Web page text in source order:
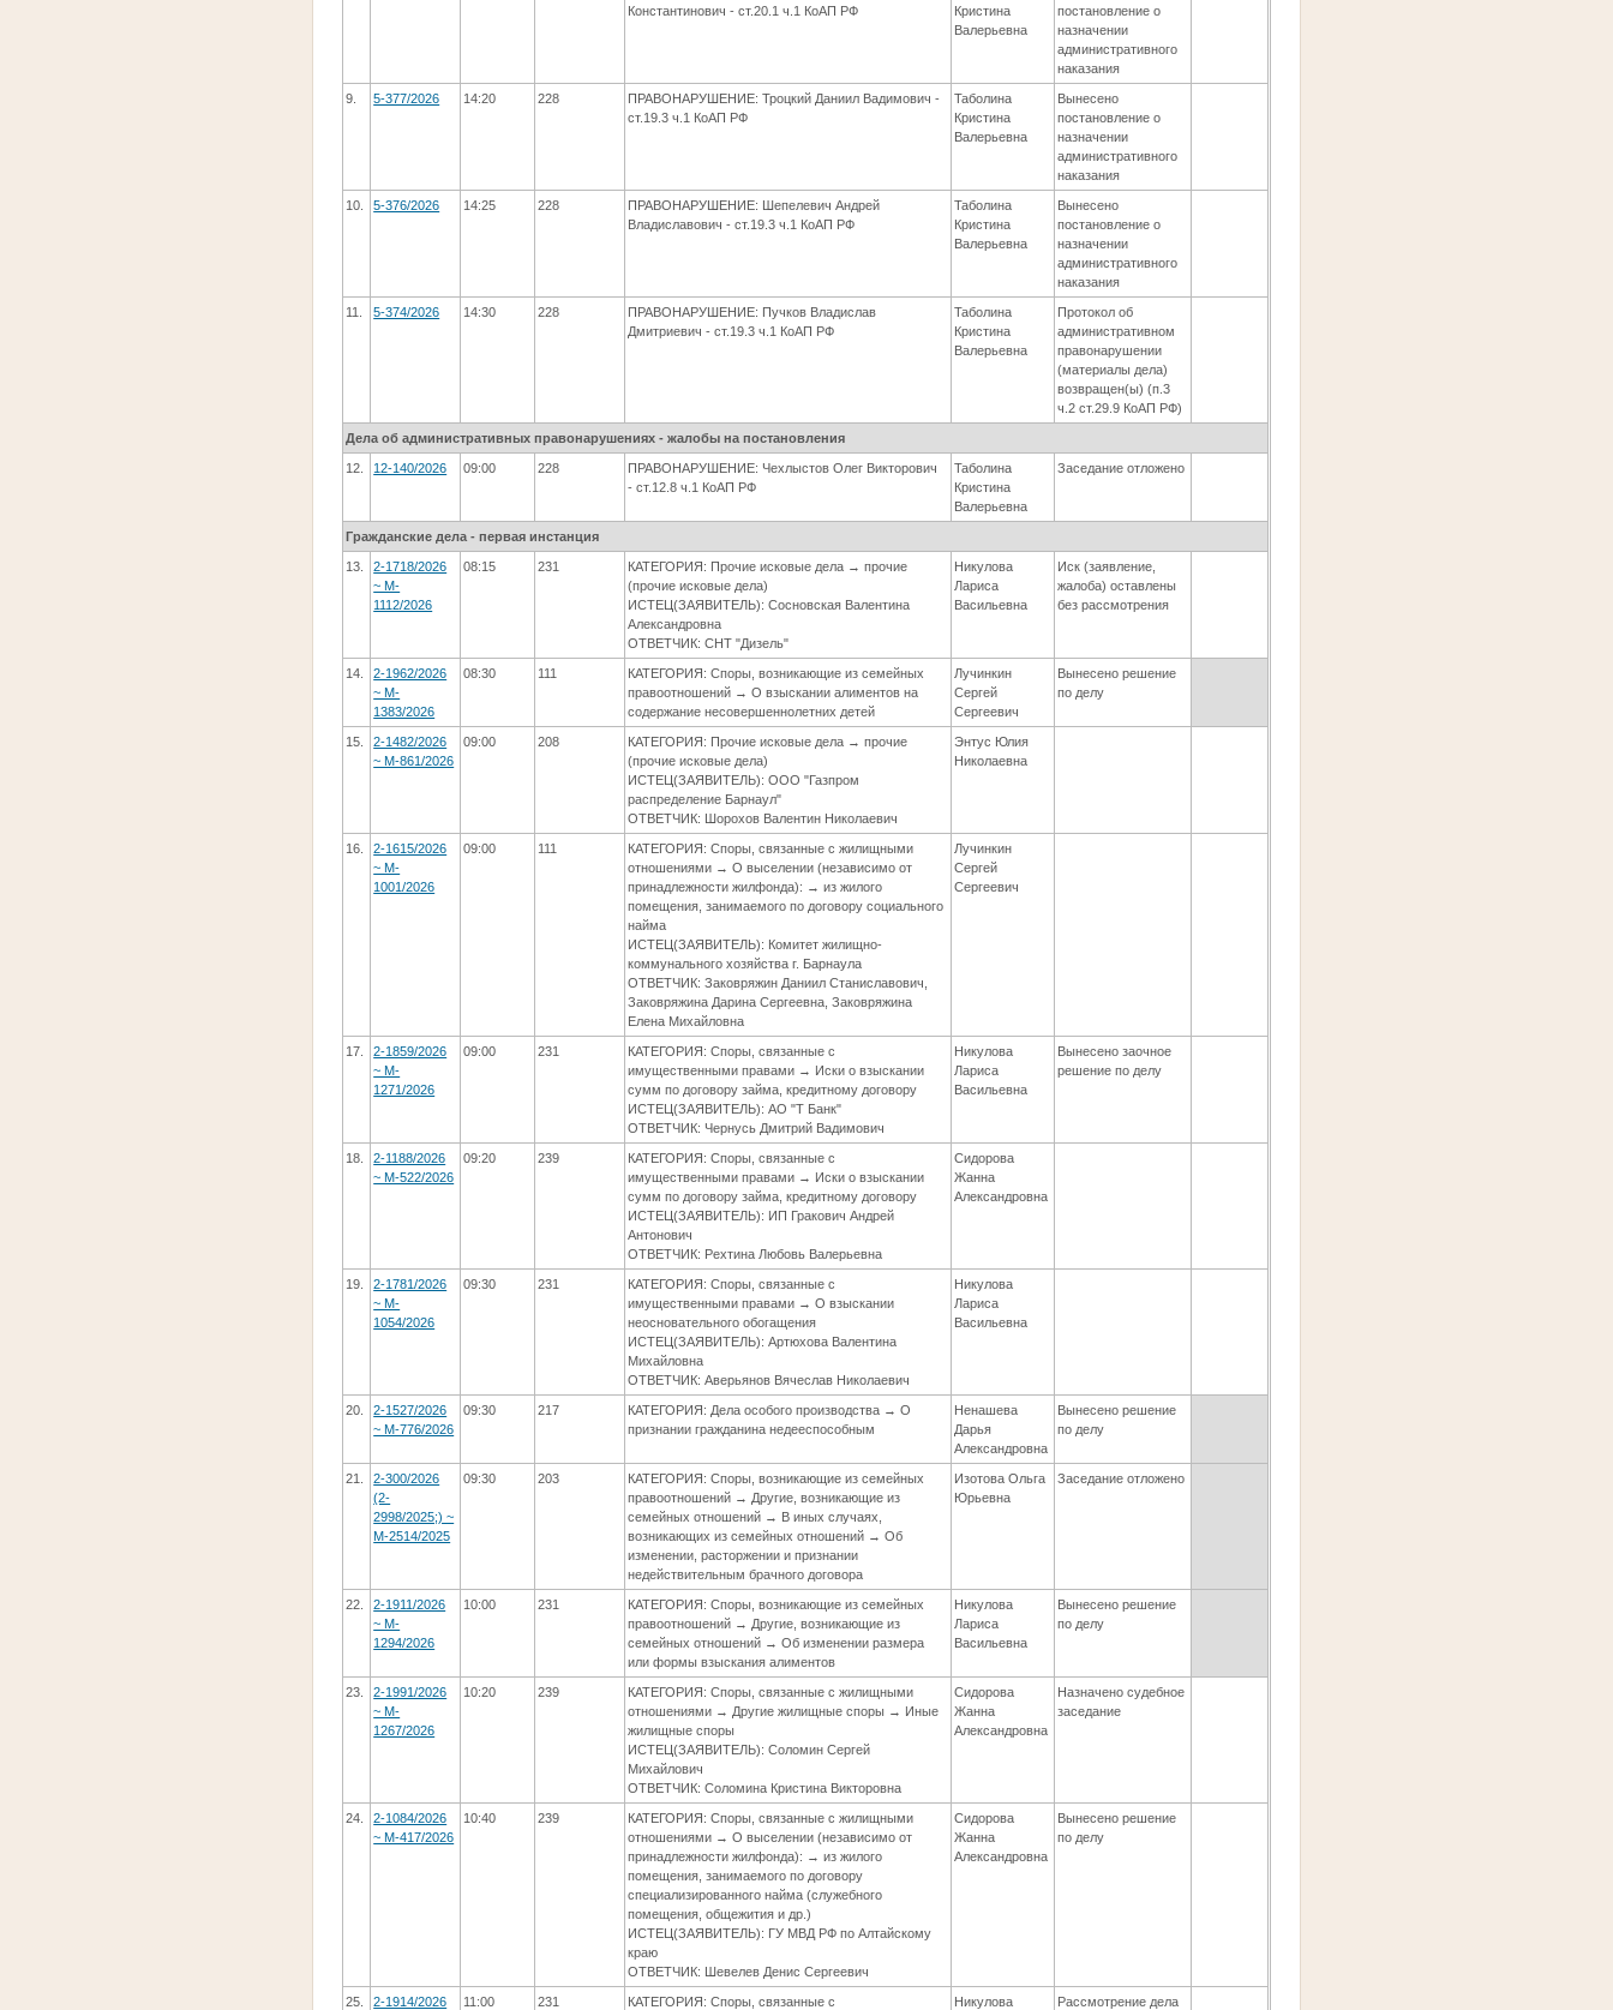
Константинович - ст.20.1 ч.1 КоАП РФ
Кристина
Валерьевна
постановление о
назначении
административного
наказания
9. 5-377/2026 14:20 228
ПРАВОНАРУШЕНИЕ: Троцкий Даниил Вадимович -
ст.19.3 ч.1 КоАП РФ
Таболина
Кристина
Валерьевна
Вынесено
постановление о
назначении
административного
наказания
10. 5-376/2026 14:25 228
ПРАВОНАРУШЕНИЕ: Шепелевич Андрей
Владиславович - ст.19.3 ч.1 КоАП РФ
Таболина
Кристина
Валерьевна
Вынесено
постановление о
назначении
административного
наказания
11. 5-374/2026 14:30 228
ПРАВОНАРУШЕНИЕ: Пучков Владислав
Дмитриевич - ст.19.3 ч.1 КоАП РФ
Таболина
Кристина
Валерьевна
Протокол об
административном
правонарушении
(материалы дела)
возвращен(ы) (п.3
ч.2 ст.29.9 КоАП РФ)
Дела об административных правонарушениях - жалобы на постановления
12. 12-140/2026 09:00 228
ПРАВОНАРУШЕНИЕ: Чехлыстов Олег Викторович
- ст.12.8 ч.1 КоАП РФ
Таболина
Кристина
Валерьевна
Заседание отложено
Гражданские дела - первая инстанция
13.
2-1718/2026
~ M-
1112/2026
08:15 231
КАТЕГОРИЯ: Прочие исковые дела → прочие
(прочие исковые дела)
ИСТЕЦ(ЗАЯВИТЕЛЬ): Сосновская Валентина
Александровна
ОТВЕТЧИК: СНТ "Дизель"
Никулова
Лариса
Васильевна
Иск (заявление,
жалоба) оставлены
без рассмотрения
14.
2-1962/2026
~ M-
1383/2026
08:30 111
КАТЕГОРИЯ: Споры, возникающие из семейных
правоотношений → О взыскании алиментов на
содержание несовершеннолетних детей
Лучинкин
Сергей
Сергеевич
Вынесено решение
по делу
15.
2-1482/2026
~ M-861/2026
09:00 208
КАТЕГОРИЯ: Прочие исковые дела → прочие
(прочие исковые дела)
ИСТЕЦ(ЗАЯВИТЕЛЬ): ООО "Газпром
распределение Барнаул"
ОТВЕТЧИК: Шорохов Валентин Николаевич
Энтус Юлия
Николаевна
16.
2-1615/2026
~ M-
1001/2026
09:00 111
КАТЕГОРИЯ: Споры, связанные с жилищными
отношениями → О выселении (независимо от
принадлежности жилфонда): → из жилого
помещения, занимаемого по договору социального
найма
ИСТЕЦ(ЗАЯВИТЕЛЬ): Комитет жилищно-
коммунального хозяйства г. Барнаула
ОТВЕТЧИК: Заковряжин Даниил Станиславович,
Заковряжина Дарина Сергеевна, Заковряжина
Елена Михайловна
Лучинкин
Сергей
Сергеевич
17.
2-1859/2026
~ M-
1271/2026
09:00 231
КАТЕГОРИЯ: Споры, связанные с
имущественными правами → Иски о взыскании
сумм по договору займа, кредитному договору
ИСТЕЦ(ЗАЯВИТЕЛЬ): АО "Т Банк"
ОТВЕТЧИК: Чернусь Дмитрий Вадимович
Никулова
Лариса
Васильевна
Вынесено заочное
решение по делу
18.
2-1188/2026
~ M-522/2026
09:20 239
КАТЕГОРИЯ: Споры, связанные с
имущественными правами → Иски о взыскании
сумм по договору займа, кредитному договору
ИСТЕЦ(ЗАЯВИТЕЛЬ): ИП Гракович Андрей
Антонович
ОТВЕТЧИК: Рехтина Любовь Валерьевна
Сидорова
Жанна
Александровна
19.
2-1781/2026
~ M-
1054/2026
09:30 231
КАТЕГОРИЯ: Споры, связанные с
имущественными правами → О взыскании
неосновательного обогащения
ИСТЕЦ(ЗАЯВИТЕЛЬ): Артюхова Валентина
Михайловна
ОТВЕТЧИК: Аверьянов Вячеслав Николаевич
Никулова
Лариса
Васильевна
20.
2-1527/2026
~ M-776/2026
09:30 217
КАТЕГОРИЯ: Дела особого производства → О
признании гражданина недееспособным
Ненашева
Дарья
Александровна
Вынесено решение
по делу
21.
2-300/2026
(2-
2998/2025;) ~
M-2514/2025
09:30 203
КАТЕГОРИЯ: Споры, возникающие из семейных
правоотношений → Другие, возникающие из
семейных отношений → В иных случаях,
возникающих из семейных отношений → Об
изменении, расторжении и признании
недействительным брачного договора
Изотова Ольга
Юрьевна
Заседание отложено
22.
2-1911/2026
~ M-
1294/2026
10:00 231
КАТЕГОРИЯ: Споры, возникающие из семейных
правоотношений → Другие, возникающие из
семейных отношений → Об изменении размера
или формы взыскания алиментов
Никулова
Лариса
Васильевна
Вынесено решение
по делу
23.
2-1991/2026
~ M-
1267/2026
10:20 239
КАТЕГОРИЯ: Споры, связанные с жилищными
отношениями → Другие жилищные споры → Иные
жилищные споры
ИСТЕЦ(ЗАЯВИТЕЛЬ): Соломин Сергей
Михайлович
ОТВЕТЧИК: Соломина Кристина Викторовна
Сидорова
Жанна
Александровна
Назначено судебное
заседание
24.
2-1084/2026
~ M-417/2026
10:40 239
КАТЕГОРИЯ: Споры, связанные с жилищными
отношениями → О выселении (независимо от
принадлежности жилфонда): → из жилого
помещения, занимаемого по договору
специализированного найма (служебного
помещения, общежития и др.)
ИСТЕЦ(ЗАЯВИТЕЛЬ): ГУ МВД РФ по Алтайскому
краю
ОТВЕТЧИК: Шевелев Денис Сергеевич
Сидорова
Жанна
Александровна
Вынесено решение
по делу
25. 2-1914/2026 11:00 231 КАТЕГОРИЯ: Споры, связанные с Никулова Рассмотрение дела